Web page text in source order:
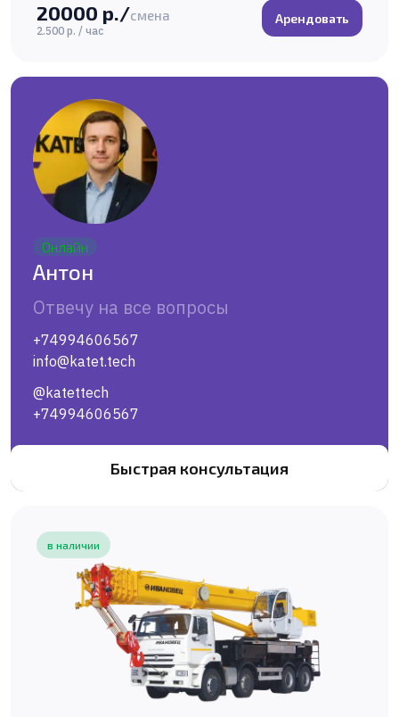
20000 р./смена
2.500 р. / час
Арендовать
Онлайн
Антон
Отвечу на все вопросы
+74994606567
info@katet.tech
@katettech
+74994606567
Быстрая консультация
в наличии